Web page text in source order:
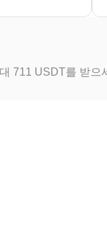
711 USDT를 받으